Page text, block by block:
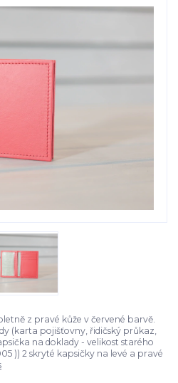
z pravé kůže v červené barvě.
(karta pojišťovny, řidičský průkaz,
na doklady - velikost starého
)) 2 skryté kapsičky na levé a pravé